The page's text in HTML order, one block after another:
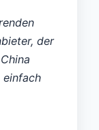
der
einfach